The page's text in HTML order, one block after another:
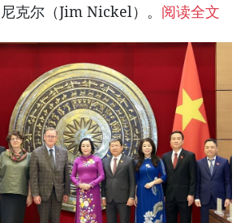
克尔（Jim Nickel）。 阅读全文